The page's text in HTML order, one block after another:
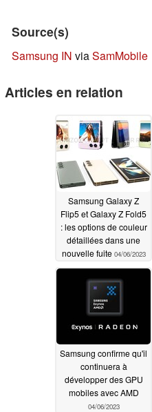
Source(s)
Samsung IN viaSamMobile
Articles en relation
Samsung Galaxy Z
Flip5 et Galaxy Z Fold5
: les options de couleur
détaillées dans une
nouvelle fuite 04/06/2023
Samsung confirme qu'il
continuera à
développer des GPU
mobiles avec AMD
04/06/2023